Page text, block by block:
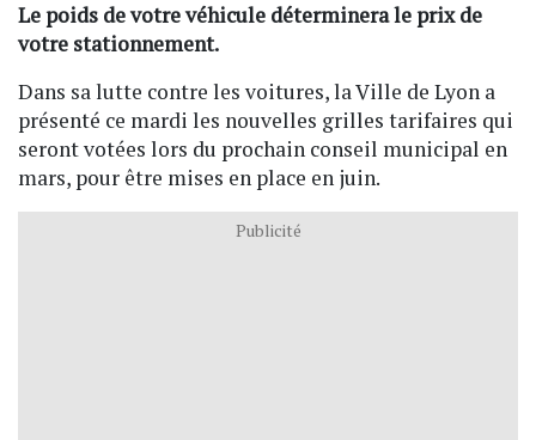
Le poids de votre véhicule déterminera le prix de
votre stationnement.
Dans sa lutte contre les voitures, la Ville de Lyon a
présenté ce mardi les nouvelles grilles tarifaires qui
seront votées lors du prochain conseil municipal en
mars, pour être mises en place en juin.
Publicité